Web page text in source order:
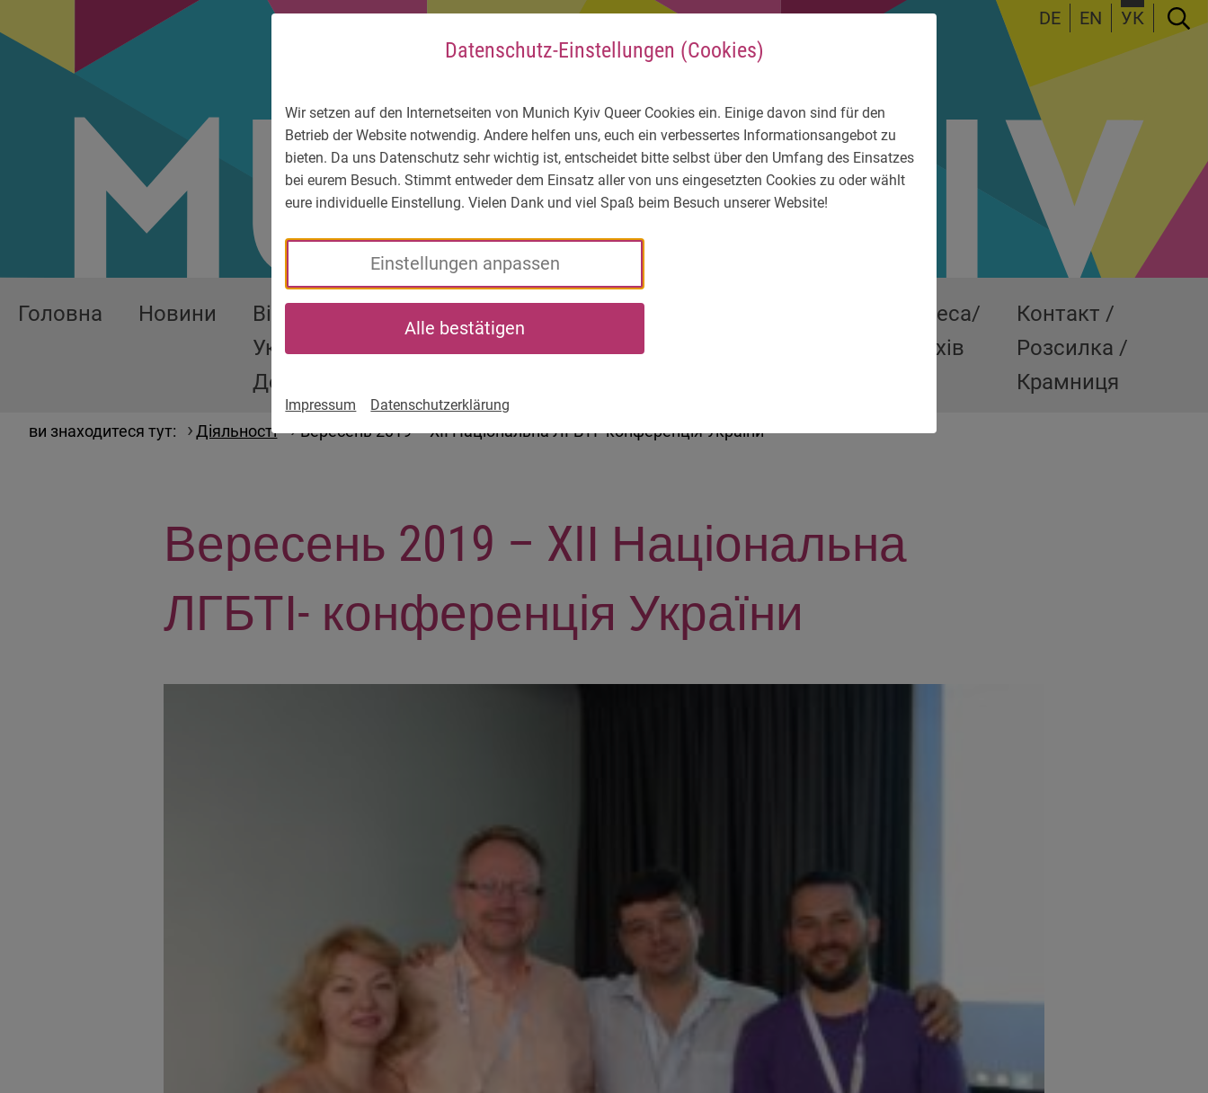
Datenschutz-Einstellungen (Cookies)
Wir setzen auf den Internetseiten von Munich Kyiv Queer Cookies ein. Einige davon sind für den
Betrieb der Website notwendig. Andere helfen uns, euch ein verbessertes Informationsangebot zu
bieten. Da uns Datenschutz sehr wichtig ist, entscheidet bitte selbst über den Umfang des Einsatzes
bei eurem Besuch. Stimmt entweder dem Einsatz aller von uns eingesetzten Cookies zu oder wählt
eure individuelle Einstellung. Vielen Dank und viel Spaß beim Besuch unserer Website!
Einstellungen anpassen
Alle bestätigen
Impressum Datenschutzerklärung
До головного меню
Zum Sprachmenü
Перейти до вмісту
Zu den Service-Informationen DE EN УК
Головна Новини
Війна в
Україні -
Допомога
Яка
ми
Преса/
Архів
Контакт /
Розсилка /
Крамниця
ви знаходитеся тут: Діяльності Вересень 2019 – XIІ Національна ЛГБТІ- конференція України
Вересень 2019 – XIІ Національна
ЛГБТІ- конференція України